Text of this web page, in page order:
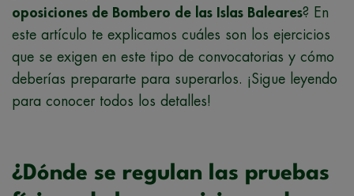
oposiciones de Bombero de las Islas Baleares? En
este artículo te explicamos cuáles son los ejercicios
que se exigen en este tipo de convocatorias y cómo
deberías prepararte para superarlos. ¡Sigue leyendo
para conocer todos los detalles!
¿Dónde se regulan las pruebas